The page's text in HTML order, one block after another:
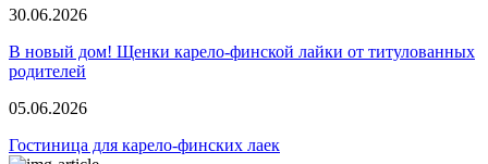
30.06.2026
В новый дом! Щенки карело-финской лайки от титулованных
родителей
05.06.2026
Гостиница для карело-финских лаек